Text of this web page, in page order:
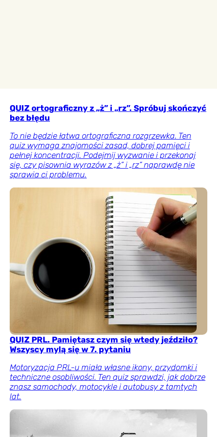
QUIZ ortograficzny z „ż” i „rz”. Spróbuj skończyć
bez błędu
To nie będzie łatwa ortograficzna rozgrzewka. Ten
quiz wymaga znajomości zasad, dobrej pamięci i
pełnej koncentracji. Podejmij wyzwanie i przekonaj
się, czy pisownia wyrazów z „ż” i „rz” naprawdę nie
sprawia ci problemu.
QUIZ PRL. Pamiętasz czym się wtedy jeździło?
Wszyscy mylą się w 7. pytaniu
Motoryzacja PRL-u miała własne ikony, przydomki i
techniczne osobliwości. Ten quiz sprawdzi, jak dobrze
znasz samochody, motocykle i autobusy z tamtych
lat.